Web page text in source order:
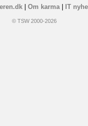
| Om karma| IT
© TSW 2000-2026